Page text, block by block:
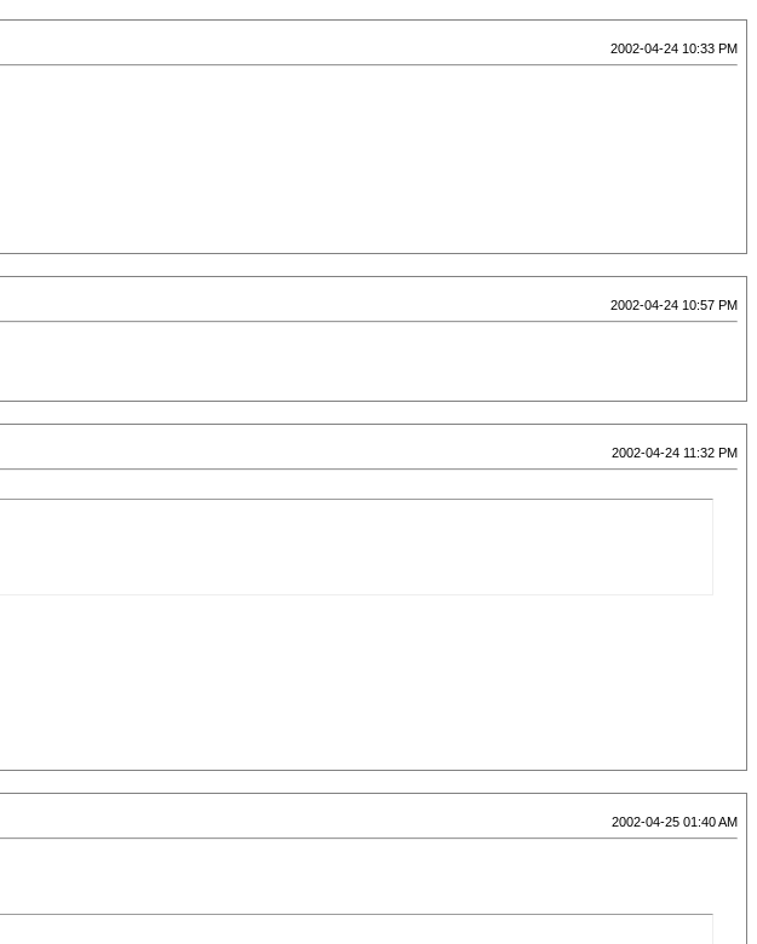
2002-04-24 10:33 PM
2002-04-24 10:57 PM
2002-04-24 11:32 PM
2002-04-25 01:40 AM